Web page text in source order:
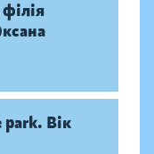
park. Вік